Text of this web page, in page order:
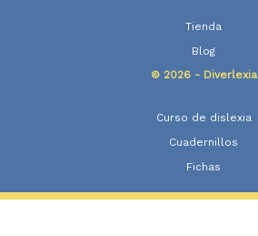
Tienda
Blog
© 2026 - Diverlexia
Curso de dislexia
Cuadernillos
Fichas